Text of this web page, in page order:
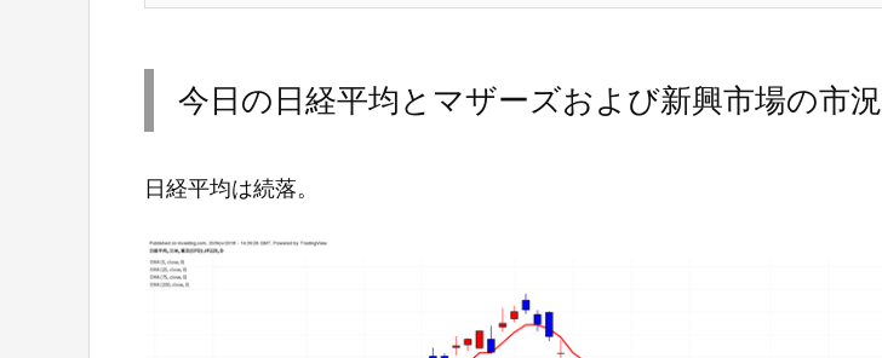
今日の日経平均とマザーズおよび新興市場の市況
日経平均は続落。